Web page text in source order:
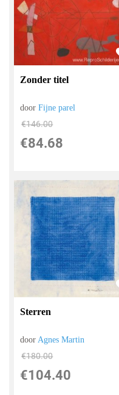
Zonder titel
doorFijne parel
€146.00
€84.68
Sterren
door Agnes Martin
€180.00
€104.40